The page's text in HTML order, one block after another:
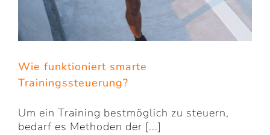
Wie funktioniert smarte
Trainingssteuerung?
Um ein Training bestmöglich zu steuern,
bedarf es Methoden der [...]